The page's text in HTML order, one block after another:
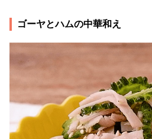
ゴーヤとハムの中華和え